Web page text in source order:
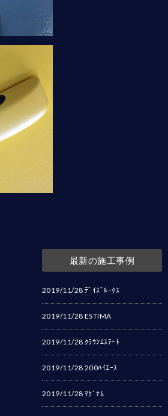
最新の施工事例
2019/11/28 ﾃﾞｲｽﾞﾙｰｸｽ
2019/11/28 ESTIMA
2019/11/28 ｸﾗｳﾝｴｽﾃｰﾄ
2019/11/28 200ﾊｲｴｰｽ
2019/11/28 ﾏｸﾞﾅﾑ